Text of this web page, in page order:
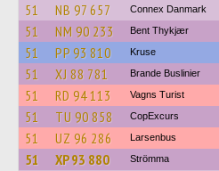
51 NB 97 657 Connex Danmark
51 NM 90 233 Bent Thykjær
51 PP 93 810 Kruse
51 XJ 88 781 Brande Buslinier
51 RD 94 113 Vagns Turist
51 TU 90 858 CopExcurs
51 UZ 96 286 Larsenbus
51 XP 93 880 Strömma